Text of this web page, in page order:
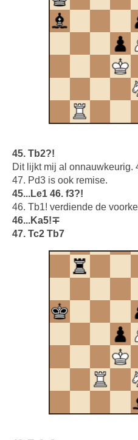
45. Tb2?!
Dit lijkt mij al onnauwkeurig.
47. Pd3 is ook remise.
45...Le1 46. f3?!
46. Tb1! verdiende de
46...Ka5!∓
47. Tc2 Tb7